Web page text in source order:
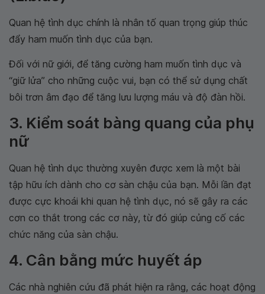
Quan hệ tình dục chính là nhân tố quan trọng giúp thúc
đẩy ham muốn tình dục của bạn.
Đối với nữ giới, để tăng cường ham muốn tình dục và
“giữ lửa” cho những cuộc vui, bạn có thể sử dụng chất
bôi trơn âm đạo để tăng lưu lượng máu và độ đàn hồi.
3. Kiểm soát bàng quang của phụ
nữ
Quan hệ tình dục thường xuyên được xem là một bài
tập hữu ích dành cho cơ sàn chậu của bạn. Mỗi lần đạt
được cực khoái khi quan hệ tình dục, nó sẽ gây ra các
cơn co thắt trong các cơ này, từ đó giúp củng cố các
chức năng của sàn chậu.
4. Cân bằng mức huyết áp
Các nhà nghiên cứu đã phát hiện ra rằng, các hoạt động